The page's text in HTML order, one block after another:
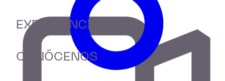
EXPERIENCIA IEBS
CONÓCENOS